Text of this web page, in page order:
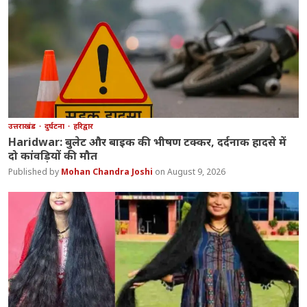
उत्तराखंड दुर्घटना हरिद्वार
Haridwar: बुलेट और बाइक की भीषण टक्कर, दर्दनाक हादसे में
दो कांवड़ियों की मौत
Mohan Chandra Joshi August 9, 2026